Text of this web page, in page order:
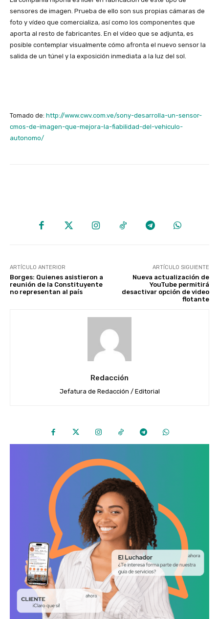
sensores de imagen. Prueba de ello son sus propias cámaras de
foto y vídeo que comercializa, así como los componentes que
aporta al resto de fabricantes. En el vídeo que se adjunta, es
posible contemplar visualmente cómo afronta el nuevo sensor la
salida de un túnel y la exposición inmediata a la luz del sol.
Tomado de: http://www.cwv.com.ve/sony-desarrolla-un-sensor-
cmos-de-imagen-que-mejora-la-fiabilidad-del-vehiculo-
autonomo/
ARTÍCULO ANTERIOR
Borges: Quienes asistieron a
reunión de la Constituyente
no representan al país
ARTÍCULO SIGUIENTE
Nueva actualización de
YouTube permitirá
desactivar opción de video
flotante
Redacción
Jefatura de Redacción / Editorial